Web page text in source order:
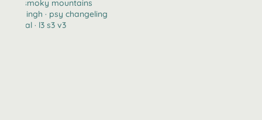
2123 · smoky mountains
nalini singh · psy changeling
bilingual · l3 s3 v3